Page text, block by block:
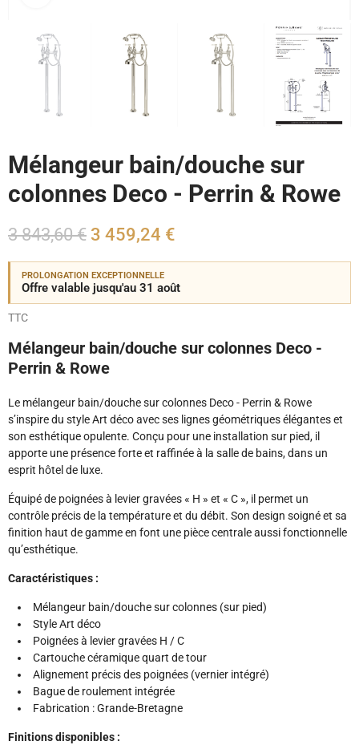
Mélangeur bain/douche sur
colonnes Deco - Perrin & Rowe
3 843,60 € 3 459,24 €
PROLONGATION EXCEPTIONNELLE
Offre valable jusqu'au 31 août
TTC
Mélangeur bain/douche sur colonnes Deco -
Perrin & Rowe
Le mélangeur bain/douche sur colonnes Deco - Perrin & Rowe
s’inspire du style Art déco avec ses lignes géométriques élégantes et
son esthétique opulente. Conçu pour une installation sur pied, il
apporte une présence forte et raffinée à la salle de bains, dans un
esprit hôtel de luxe.
Équipé de poignées à levier gravées « H » et « C », il permet un
contrôle précis de la température et du débit. Son design soigné et sa
finition haut de gamme en font une pièce centrale aussi fonctionnelle
qu’esthétique.
Caractéristiques :
Mélangeur bain/douche sur colonnes (sur pied)
Style Art déco
Poignées à levier gravées H / C
Cartouche céramique quart de tour
Alignement précis des poignées (vernier intégré)
Bague de roulement intégrée
Fabrication : Grande-Bretagne
Finitions disponibles :